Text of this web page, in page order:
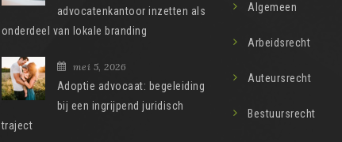
advocatenkantoor inzetten als
onderdeel van lokale branding
mei 5, 2026
Adoptie advocaat: begeleiding
bij een ingrijpend juridisch
traject
Algemeen
Arbeidsrecht
Auteursrecht
Bestuursrecht